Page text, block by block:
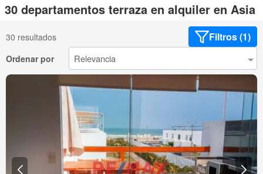
30 departamentos terraza en alquiler en Asia
30 resultados Filtros (1)
Ordenar por